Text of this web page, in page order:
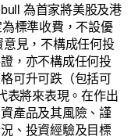
為首家將美股及港
標準收費，不設優
見，不構成任何投
，亦不構成任何投
可升可跌（包括可
表將來表現。在作出
產品及其風險、謹
、投資經驗及目標